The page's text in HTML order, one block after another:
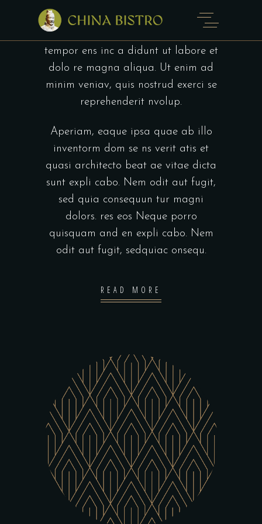
consecte turmi neads en se se
adipisicing elit, sed do eiusm od
tempor ens inc a didunt ut labore et
dolo re magna aliqua. Ut enim ad
minim veniav, quis nostrud exerci se
reprehenderit nvolup.
Aperiam, eaque ipsa quae ab illo
inventorm dom se ns verit atis et
quasi architecto beat ae vitae dicta
sunt expli cabo. Nem odit aut fugit,
sed quia consequun tur magni
dolors. res eos Neque porro
quisquam and en expli cabo. Nem
odit aut fugit, sedquiac onsequ.
READ MORE